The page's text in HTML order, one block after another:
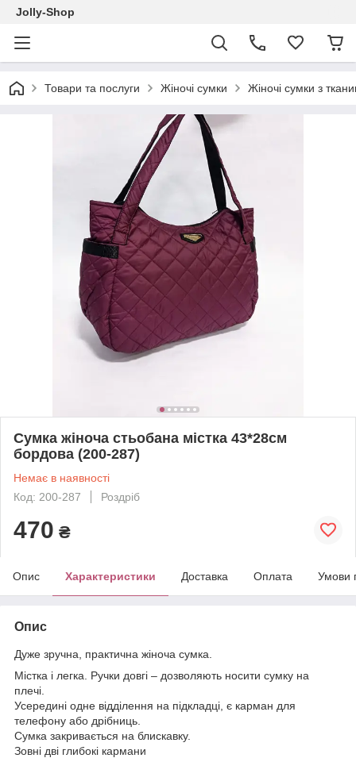
Jolly-Shop
Товари та послуги Жіночі сумки Жіночі сумки з
Сумка жіноча стьобана містка 43*28см
бордова (200-287)
Немає в наявності
Код: 200-287
Роздріб
470 ₴
Опис Характеристики Доставка Оплата Умови
Опис
Дуже зручна, практична жіноча сумка.
Містка і легка. Ручки довгі – дозволяють носити сумку на
плечі.
Усередині одне відділення на підкладці, є карман для
телефону або дрібниць.
Сумка закривається на блискавку.
Зовні дві глибокі кармани